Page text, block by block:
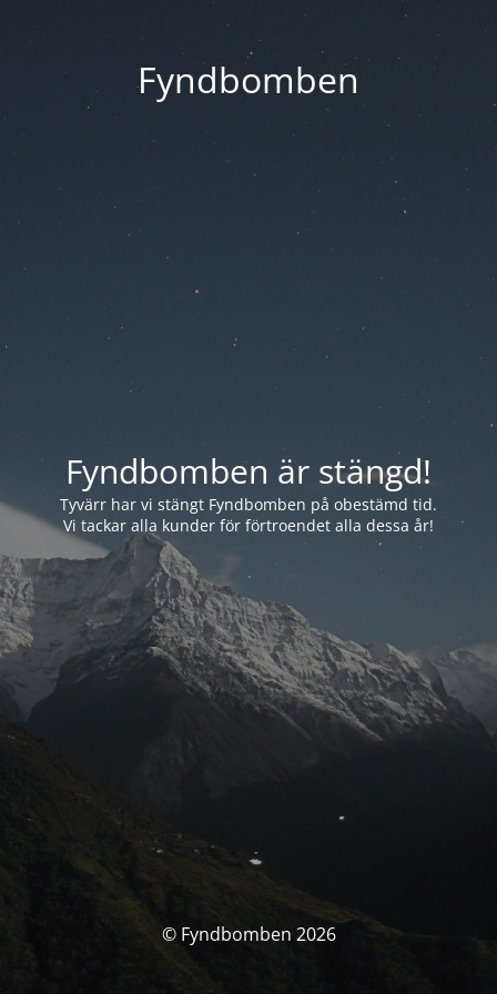
Fyndbomben
Fyndbomben är stängd!
Tyvärr har vi stängt Fyndbomben på obestämd tid.
Vi tackar alla kunder för förtroendet alla dessa år!
© Fyndbomben 2026